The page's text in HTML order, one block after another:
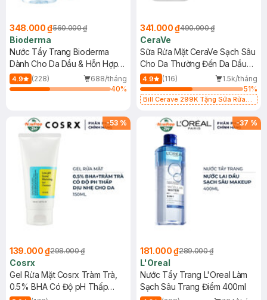
348.000 ₫560.000 ₫
Bioderma
Nước Tẩy Trang Bioderma
Dành Cho Da Dầu & Hỗn Hợp
500ml
4.9 (228)
688/tháng
40%
341.000 ₫490.000 ₫
CeraVe
Sữa Rửa Mặt CeraVe Sạch Sâu
Cho Da Thường Đến Da Dầu
473ml
4.9 (116)
1.5k/tháng
51%
Bill Cerave 299K Tặng Sữa Rửa
-53 %
139.000 ₫298.000 ₫
Cosrx
Gel Rửa Mặt Cosrx Tràm Trà,
0.5% BHA Có Độ pH Thấp
-37 %
181.000 ₫289.000 ₫
L'Oreal
Nước Tẩy Trang L'Oreal Làm
Sạch Sâu Trang Điểm 400ml